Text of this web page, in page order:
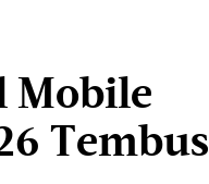
Mobile
Tembus